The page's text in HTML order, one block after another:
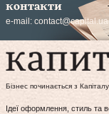
контакти
e-mail: contact@capital.ua
Бізнес починається з Капіталу
Ідеї оформлення, стиль та